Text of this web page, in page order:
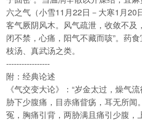
六之气（小雪11月22日－大寒1月20
客气厥阴风木。风气疏泄，收敛不及
闭不禁，心痛，阳气不藏而咳”。药
枝汤、真武汤之类。
-----------------
附：经典论述
《气交变大论》：“岁金太过，燥气
胁下少腹痛，目赤痛眥疡，耳无所闻
冤，胸痛引背，两胁满且痛引少腹，